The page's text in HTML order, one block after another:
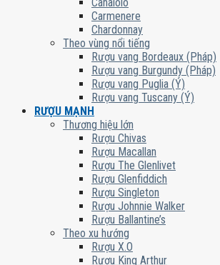
Carmenere
Chardonnay
Theo vùng nổi tiếng
Rượu vang Bordeaux (Pháp)
Rượu vang Burgundy (Pháp)
Rượu vang Puglia (Ý)
Rượu vang Tuscany (Ý)
RƯỢU MẠNH
Thương hiệu lớn
Rượu Chivas
Rượu Macallan
Rượu The Glenlivet
Rượu Glenfiddich
Rượu Singleton
Rượu Johnnie Walker
Rượu Ballantine’s
Theo xu hướng
Rượu X.O
Rượu King Arthur